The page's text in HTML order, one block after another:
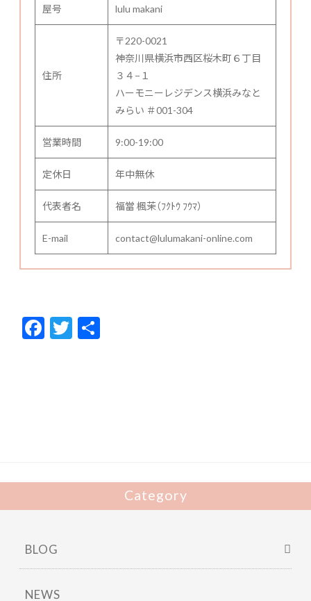
屋号 lulu makani
住所
〒220-0021
神奈川県横浜市西区桜木町６丁目
３４−１
ハーモニーレジデンス横浜みなと
みらい ＃001-304
営業時間 9:00-19:00
定休日 年中無休
代表者名 福當 楓茉（ﾌｸﾄｳ ﾌｳﾏ）
E-mail contact@lulumakani-online.com
F
ac
T
w
Category
BLOG
NEWS